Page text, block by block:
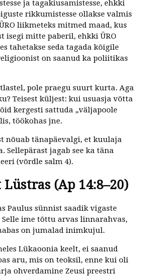
ja tagakiusamistesse, ehkki
rikkumistesse ollakse valmis
liikmeteks mitmed maad, kus
isegi mitte paberil, ehkki ÜRO
tahetakse seda tagada kõigile
on saanud ka poliitikas
pole praegu suurt kurta. Aga
Teisest küljest: kui usuasja võtta
kergesti sattuda „väljapoole
töökohas jne.
nõuab tänapäevalgi, et kuulaja
Sellepärast jagab see ka täna
(võrdle salm 4).
(Ap 14:8–20)
Paulus sünnist saadik vigaste
Selle ime tõttu arvas linnarahvas,
on jumalad inimkujul.
Lükaoonia keelt, ei saanud
aru, mis on teoksil, enne kui oli
ohverdamine Zeusi preestri